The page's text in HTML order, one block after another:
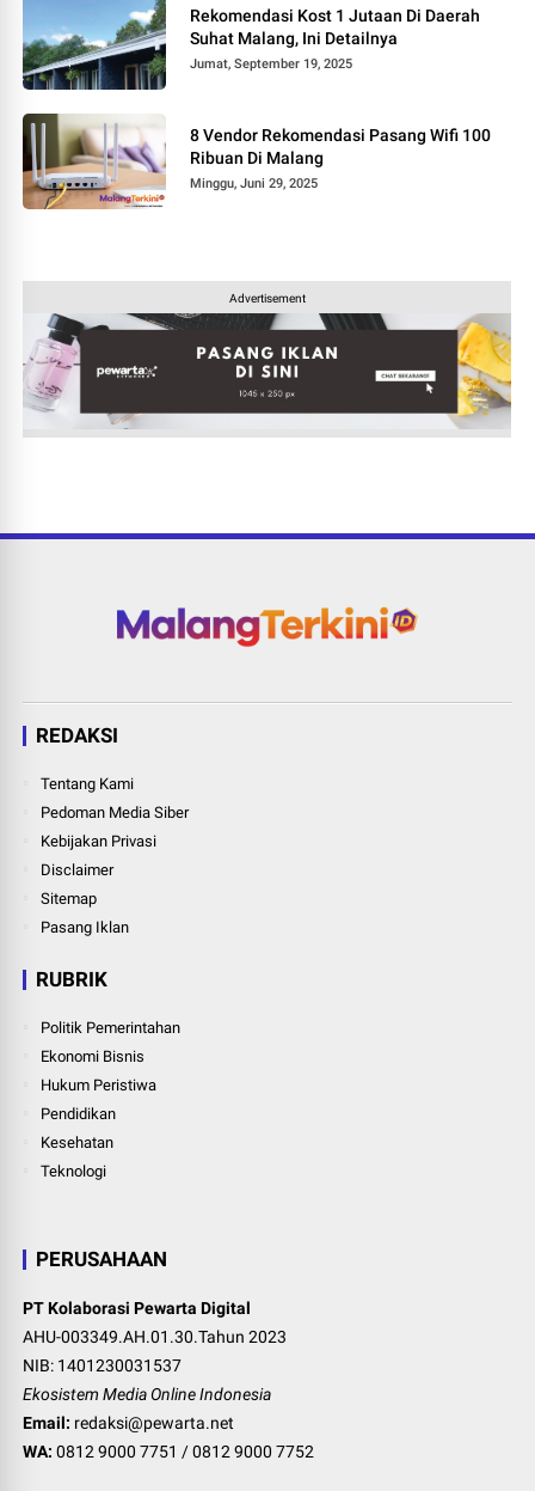
Rekomendasi Kost 1 Jutaan Di Daerah
Suhat Malang, Ini Detailnya
Jumat, September 19, 2025
8 Vendor Rekomendasi Pasang Wifi 100
Ribuan Di Malang
Minggu, Juni 29, 2025
Advertisement
REDAKSI
Tentang Kami
Pedoman Media Siber
Kebijakan Privasi
Disclaimer
Sitemap
Pasang Iklan
RUBRIK
Politik Pemerintahan
Ekonomi Bisnis
Hukum Peristiwa
Pendidikan
Kesehatan
Teknologi
PERUSAHAAN
PT Kolaborasi Pewarta Digital
AHU-003349.AH.01.30.Tahun 2023
NIB: 1401230031537
Ekosistem Media Online Indonesia
Email: redaksi@pewarta.net
WA: 0812 9000 7751 /0812 9000 7752